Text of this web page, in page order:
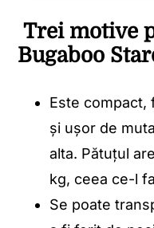
Trei motive
Bugaboo
Este compact,
și ușor de
alta. Pătuțul
kg, ceea ce-l
Se poate